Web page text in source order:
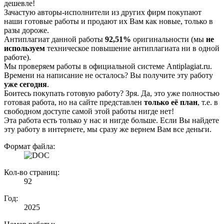
дешевле!
Зачастую авторы-исполнители из других фирм покупают
наши готовые работы и продают их Вам как новые, только в
разы дороже.
Антиплагиат данной работы 92,51% оригинальности (мы не
используем техническое повышение антиплагиата ни в одной
работе).
Мы проверяем работы в официальной системе Аntiplagiat.ru.
Времени на написание не осталось? Вы получите эту работу
уже сегодня.
Боитесь покупать готовую работу? Зря. Да, это уже полностью
готовая работа, но на сайте представлен только её план, т.е. в
свободном доступе самой этой работы нигде нет!
Эта работа есть только у нас и нигде больше. Если Вы найдете
эту работу в интернете, мы сразу же вернем Вам все деньги.
Формат файла:
Кол-во страниц:
92
Год:
2025